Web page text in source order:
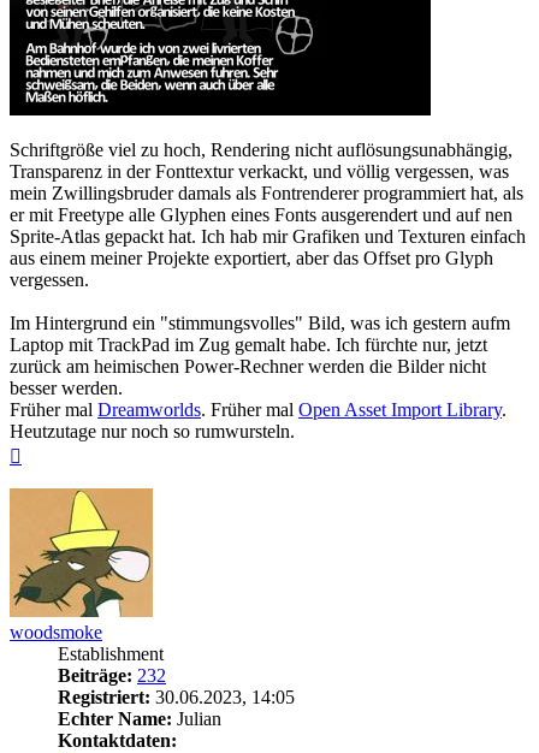
Schriftgröße viel zu hoch, Rendering nicht auflösungsunabhängig,
Transparenz in der Fonttextur verkackt, und völlig vergessen, was
mein Zwillingsbruder damals als Fontrenderer programmiert hat, als
er mit Freetype alle Glyphen eines Fonts ausgerendert und auf nen
Sprite-Atlas gepackt hat. Ich hab mir Grafiken und Texturen einfach
aus einem meiner Projekte exportiert, aber das Offset pro Glyph
vergessen.
Im Hintergrund ein "stimmungsvolles" Bild, was ich gestern aufm
Laptop mit TrackPad im Zug gemalt habe. Ich fürchte nur, jetzt
zurück am heimischen Power-Rechner werden die Bilder nicht
besser werden.
Früher mal Dreamworlds. Früher mal Open Asset Import Library.
Heutzutage nur noch so rumwursteln.
woodsmoke
Establishment
Beiträge: 232
Registriert: 30.06.2023, 14:05
Echter Name: Julian
Kontaktdaten: